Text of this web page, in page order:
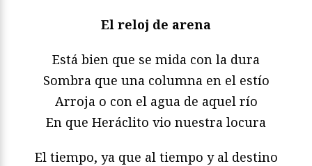
El reloj de arena
Está bien que se mida con la dura
Sombra que una columna en el estío
Arroja o con el agua de aquel río
En que Heráclito vio nuestra locura
El tiempo, ya que al tiempo y al destino